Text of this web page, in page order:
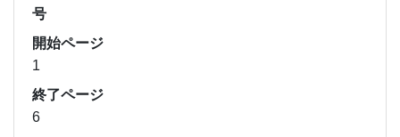
号
開始ページ
1
終了ページ
6